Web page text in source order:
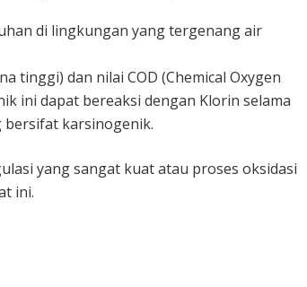
di lingkungan yang tergenang air
tinggi) dan nilai COD (Chemical Oxygen
ini dapat bereaksi dengan Klorin selama
bersifat karsinogenik.
yang sangat kuat atau proses oksidasi
ini.